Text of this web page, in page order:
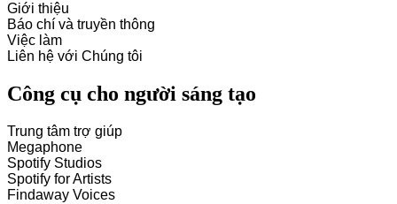
Giới thiệu
Báo chí và truyền thông
Việc làm
Liên hệ với Chúng tôi
Công cụ cho người sáng tạo
Trung tâm trợ giúp
Megaphone
Spotify Studios
Spotify for Artists
Findaway Voices